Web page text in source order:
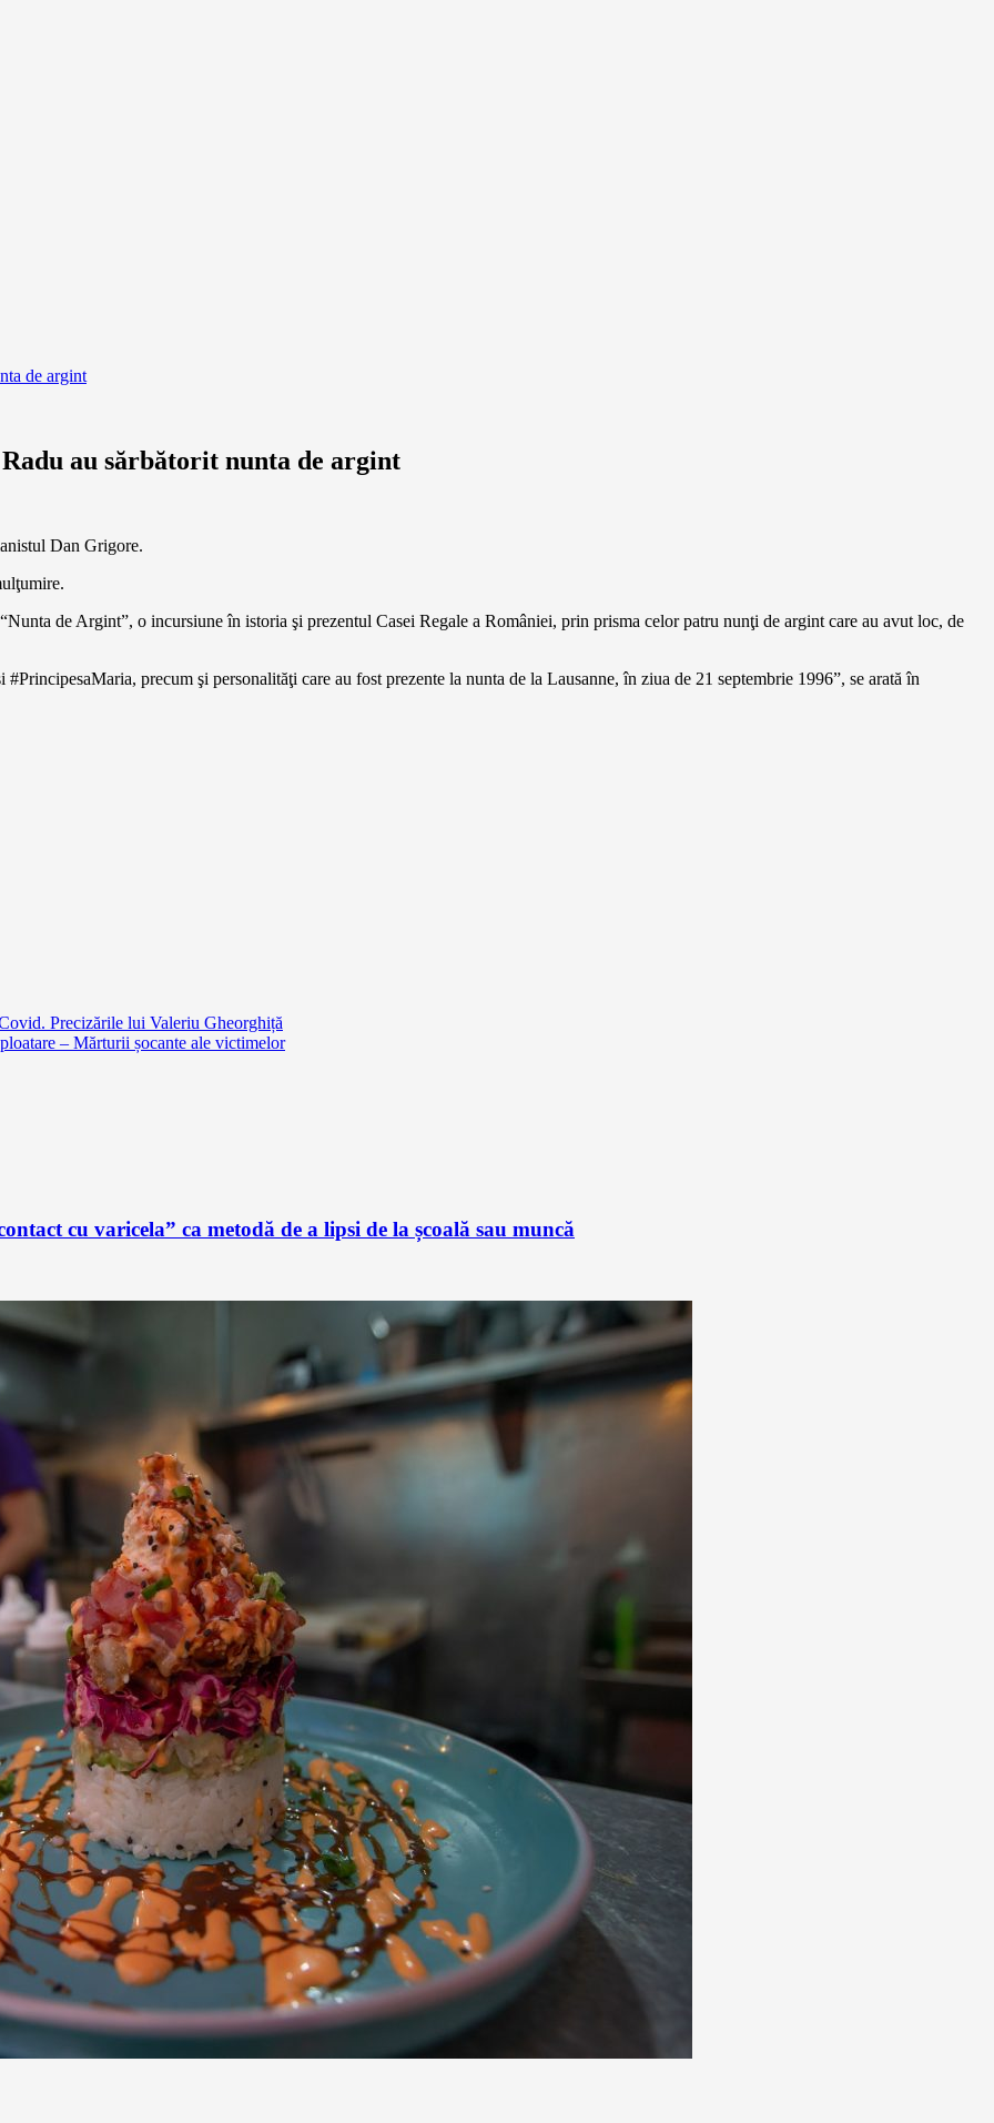
de argint
au sărbătorit nunta de argint
Dan Grigore.
de Argint”, o incursiune în istoria şi prezentul Casei Regale a României, prin prisma celor patru nunţi de argint care au avut loc, de
precum şi personalităţi care au fost prezente la nunta de la Lausanne, în ziua de 21 septembrie 1996”, se arată în
Precizările lui Valeriu Gheorghiță
– Mărturii șocante ale victimelor
cu varicela” ca metodă de a lipsi de la școală sau muncă